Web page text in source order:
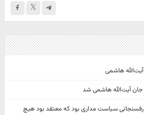
هاشمی
آیت‌الله هاشمی شد
سیاست مداری بود که معتقد بود هیچ